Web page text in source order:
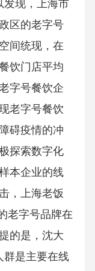
发现，上海市
区的老字号
间统现，在
饮门店平均
字号餐饮企
老字号餐饮
碍疫情的冲
探索数字化
本企业的线
，上海老饭
老字号品牌在
的是，沈大
群是主要在线